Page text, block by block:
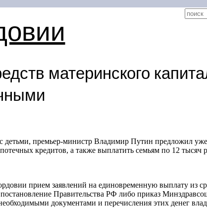
материнского
детьми, премьер-министр Владимир Путин предложил уже
кредитов, а также выплатить семьям по 12
прием заявлений на единовременную выплату из
Правительства РФ либо приказ
документами и перечисления этих денег